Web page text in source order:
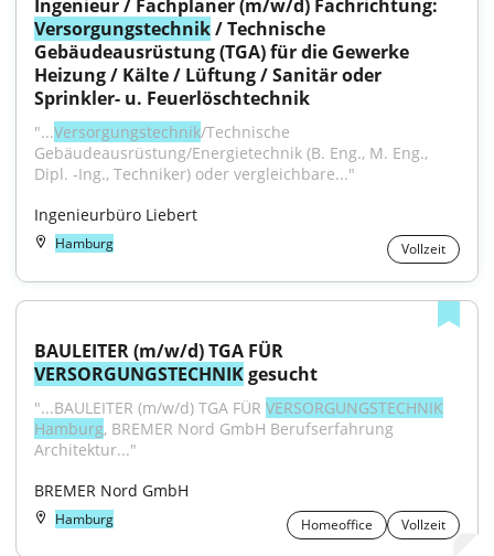
Versorgungstechnik / Technische
Gebäudeausrüstung (TGA) für die Gewerke
Heizung / Kälte / Lüftung / Sanitär oder
Sprinkler- u. Feuerlöschtechnik
"...Versorgungstechnik/Technische
Gebäudeausrüstung/Energietechnik (B. Eng., M. Eng.,
Dipl. -Ing., Techniker) oder vergleichbare..."
Ingenieurbüro Liebert
Hamburg Vollzeit
VERSORGUNGSTECHNIK gesucht
"...BAULEITER (m/w/d) TGA FÜR VERSORGUNGSTECHNIK
Hamburg, BREMER Nord GmbH Berufserfahrung
Architektur..."
BREMER Nord GmbH
Hamburg Homeoffice Vollzeit